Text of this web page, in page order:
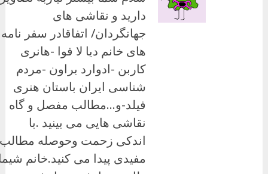
دارید و نقاشی های
جهانگردان/ اتفاقادر سفر نامه
های خانم دیا لا فوا -هانری
کاربن -ادوارد براون -مردم
شناسی ایران باستان هنری
فیلد-و…مطالب مفصل و گاه
نقاشی هایی می بینید .با
اندکی زحمت وحوصله مطالب
مفیدی پیدا می کنید.خانم